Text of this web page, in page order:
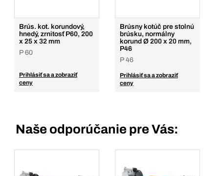
Brús. kot. korundový,
hnedý, zrnitosť P60, 200
x 25 x 32 mm
P 60
Prihlásiť sa a zobraziť
ceny
Brúsny kotúč pre stolnú
brúsku, normálny
korund Ø 200 x 20 mm,
P46
P 46
Prihlásiť sa a zobraziť
ceny
Naše odporúčanie pre Vás: